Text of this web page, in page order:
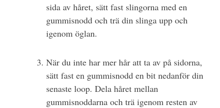
sida av håret, sätt fast slingorna med en
gummisnodd och trä din slinga upp och
igenom öglan.
När du inte har mer hår att ta av på sidorna,
sätt fast en gummisnodd en bit nedanför din
senaste loop. Dela håret mellan
gummisnoddarna och trä igenom resten av